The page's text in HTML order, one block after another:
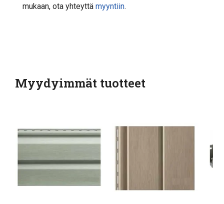
mukaan, ota yhteyttä myyntiin.
Myydyimmät tuotteet